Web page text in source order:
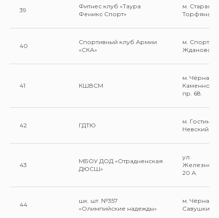
39
Фитнес клуб «Таура
Феникс Спорт»
м. Старая
Торфяная
40
Спортивный клуб Армии
«СКА»
м.
41 КШВСМ
м. Чёрная
пр. 68.
42 ГДТЮ
м.
Невский
43
МБОУ ДОД «Отрадненская
ДЮСШ»
ул.
20 А.
44
шк. шт. №357
«Олимпийские надежды»
м. Чёрная
Савушкина